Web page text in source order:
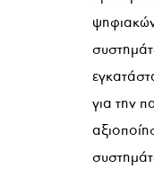
για την